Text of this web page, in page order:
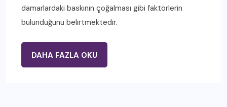
damarlardaki baskının çoğalması gibi faktörlerin
bulunduğunu belirtmektedir.
DAHA FAZLA OKU